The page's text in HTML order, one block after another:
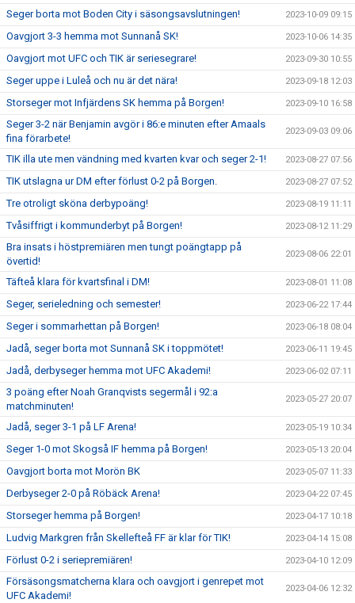
Seger borta mot Boden City i säsongsavslutningen! 2023-10-09 09:15
Oavgjort 3-3 hemma mot Sunnanå SK! 2023-10-06 14:35
Oavgjort mot UFC och TIK är seriesegrare! 2023-09-30 10:55
Seger uppe i Luleå och nu är det nära! 2023-09-18 12:03
Storseger mot Infjärdens SK hemma på Borgen! 2023-09-10 16:58
Seger 3-2 när Benjamin avgör i 86:e minuten efter Amaals
fina förarbete!
2023-09-03 09:06
TIK illa ute men vändning med kvarten kvar och seger 2-1! 2023-08-27 07:56
TIK utslagna ur DM efter förlust 0-2 på Borgen. 2023-08-27 07:52
Tre otroligt sköna derbypoäng! 2023-08-19 11:11
Tvåsiffrigt i kommunderbyt på Borgen! 2023-08-12 11:29
Bra insats i höstpremiären men tungt poängtapp på
övertid!
2023-08-06 22:01
Täfteå klara för kvartsfinal i DM! 2023-08-01 11:08
Seger, serieledning och semester! 2023-06-22 17:44
Seger i sommarhettan på Borgen! 2023-06-18 08:04
Jadå, seger borta mot Sunnanå SK i toppmötet! 2023-06-11 19:45
Jadå, derbyseger hemma mot UFC Akademi! 2023-06-02 07:11
3 poäng efter Noah Granqvists segermål i 92:a
matchminuten!
2023-05-27 20:07
Jadå, seger 3-1 på LF Arena! 2023-05-19 10:34
Seger 1-0 mot Skogså IF hemma på Borgen! 2023-05-13 20:04
Oavgjort borta mot Morön BK 2023-05-07 11:33
Derbyseger 2-0 på Röbäck Arena! 2023-04-22 07:45
Storseger hemma på Borgen! 2023-04-17 10:18
Ludvig Markgren från Skellefteå FF är klar för TIK! 2023-04-14 15:08
Förlust 0-2 i seriepremiären! 2023-04-10 12:09
Försäsongsmatcherna klara och oavgjort i genrepet mot
UFC Akademi!
2023-04-06 12:32